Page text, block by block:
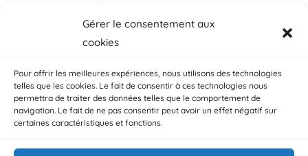
Gérer le consentement aux
cookies
Pour offrir les meilleures expériences, nous utilisons des technologies
telles que les cookies. Le fait de consentir à ces technologies nous
permettra de traiter des données telles que le comportement de
navigation. Le fait de ne pas consentir peut avoir un effet négatif sur
certaines caractéristiques et fonctions.
choisir ma fin vie